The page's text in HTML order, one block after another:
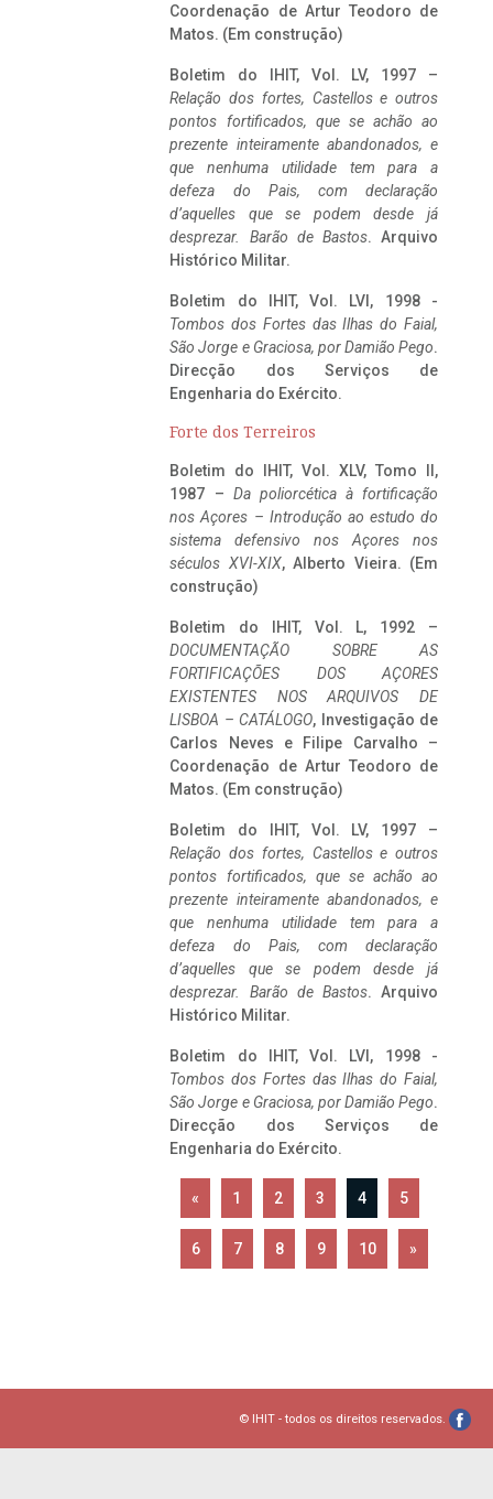
Coordenação de Artur Teodoro de
Matos. (Em construção)
Boletim do IHIT, Vol. LV, 1997 –
Relação dos fortes, Castellos e outros
pontos fortificados, que se achão ao
prezente inteiramente abandonados, e
que nenhuma utilidade tem para a
defeza do Pais, com declaração
d’aquelles que se podem desde já
desprezar. Barão de Bastos. Arquivo
Histórico Militar.
Boletim do IHIT, Vol. LVI, 1998 -
Tombos dos Fortes das Ilhas do Faial,
São Jorge e Graciosa, por Damião Pego.
Direcção dos Serviços de
Engenharia do Exército.
Forte dos Terreiros
Boletim do IHIT, Vol. XLV, Tomo II,
1987 – Da poliorcética à fortificação
nos Açores – Introdução ao estudo do
sistema defensivo nos Açores nos
séculos XVI-XIX, Alberto Vieira. (Em
construção)
Boletim do IHIT, Vol. L, 1992 –
DOCUMENTAÇÃO SOBRE AS
FORTIFICAÇÕES DOS AÇORES
EXISTENTES NOS ARQUIVOS DE
LISBOA – CATÁLOGO, Investigação de
Carlos Neves e Filipe Carvalho –
Coordenação de Artur Teodoro de
Matos. (Em construção)
Boletim do IHIT, Vol. LV, 1997 –
Relação dos fortes, Castellos e outros
pontos fortificados, que se achão ao
prezente inteiramente abandonados, e
que nenhuma utilidade tem para a
defeza do Pais, com declaração
d’aquelles que se podem desde já
desprezar. Barão de Bastos. Arquivo
Histórico Militar.
Boletim do IHIT, Vol. LVI, 1998 -
Tombos dos Fortes das Ilhas do Faial,
São Jorge e Graciosa, por Damião Pego.
Direcção dos Serviços de
Engenharia do Exército.
« 1 2 3 4 5
6 7 8 9 10 »
© IHIT - todos os direitos reservados.